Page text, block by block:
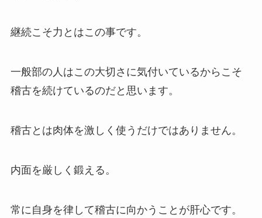
継続こそ力とはこの事です。
一般部の人はこの大切さに気付いているからこそ
稽古を続けているのだと思います。
稽古とは肉体を激しく使うだけではありません。
内面を厳しく鍛える。
常に自身を律して稽古に向かうことが肝心です。